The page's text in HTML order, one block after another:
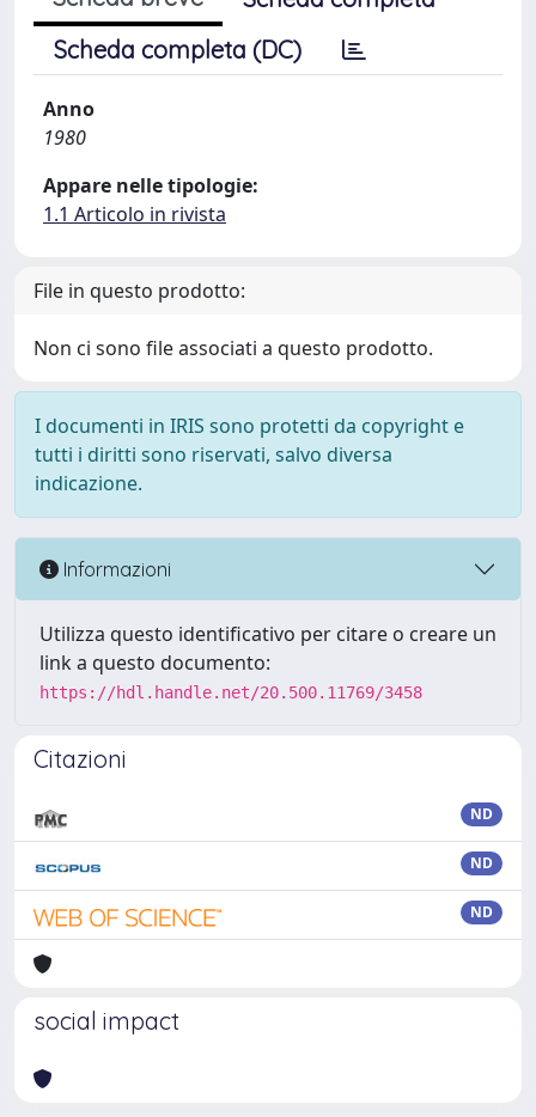
Scheda completa (DC)
Anno
1980
Appare nelle tipologie:
1.1 Articolo in rivista
File in questo prodotto:
Non ci sono file associati a questo prodotto.
I documenti in IRIS sono protetti da copyright e
tutti i diritti sono riservati, salvo diversa
indicazione.
Informazioni
Utilizza questo identificativo per citare o creare un
link a questo documento:
https://hdl.handle.net/20.500.11769/3458
Citazioni
ND
ND
ND
social impact